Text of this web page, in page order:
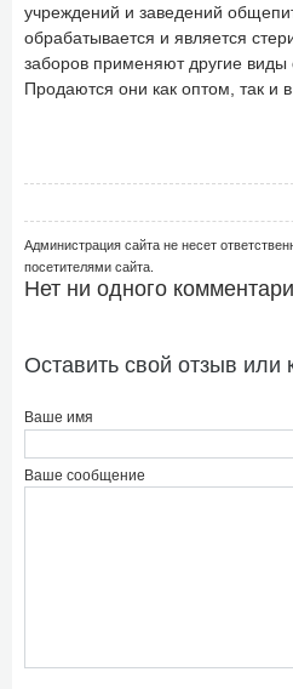
учреждений и заведений
обрабатывается и является
заборов применяют другие виды
Продаются они как оптом, так и в
Администрация сайта не несет
посетителями сайта.
Нет ни одного
Оставить свой отзыв или
Ваше имя
Ваше сообщение